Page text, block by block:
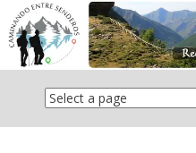
Saltar
contenido